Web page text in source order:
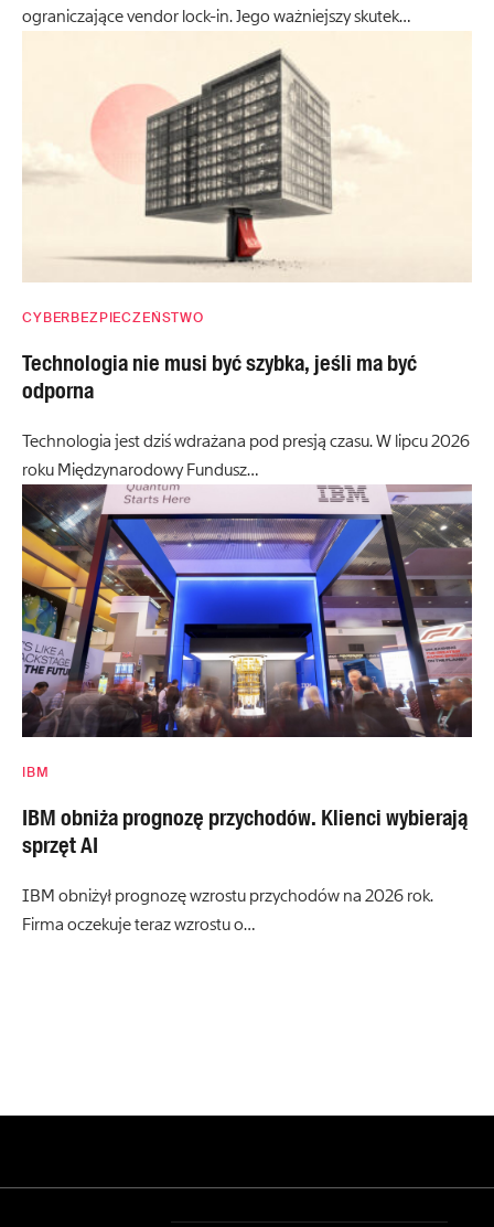
ograniczające vendor lock-in. Jego ważniejszy skutek…
CYBERBEZPIECZEŃSTWO
Technologia nie musi być szybka, jeśli ma być
odporna
Technologia jest dziś wdrażana pod presją czasu. W lipcu 2026
roku Międzynarodowy Fundusz…
IBM
IBM obniża prognozę przychodów. Klienci wybierają
sprzęt AI
IBM obniżył prognozę wzrostu przychodów na 2026 rok.
Firma oczekuje teraz wzrostu o…